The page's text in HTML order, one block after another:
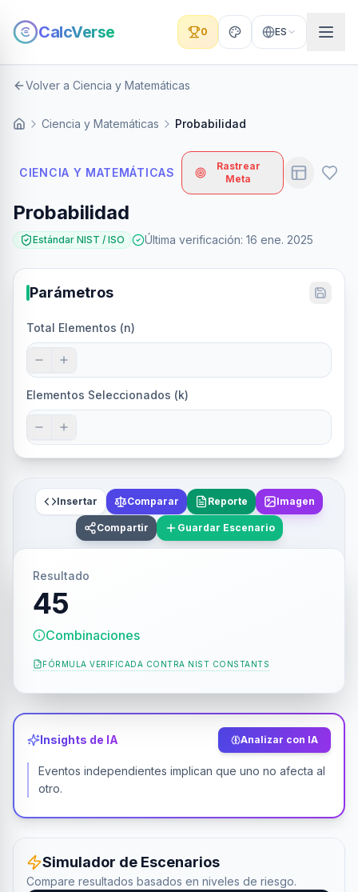
CalcVerse 0 ES
Volver a Ciencia y Matemáticas
Ciencia y Matemáticas Probabilidad
CIENCIA Y MATEMÁTICAS
Rastrear
Meta
Probabilidad
Estándar NIST / ISO Última verificación: 16 ene. 2025
Parámetros
Total Elementos (n)
Elementos Seleccionados (k)
Insertar Comparar Reporte Imagen
Compartir Guardar Escenario
Resultado
45
Combinaciones
FÓRMULA VERIFICADA CONTRA NIST CONSTANTS
Insights de IA Analizar con IA
Eventos independientes implican que uno no afecta al
otro.
Simulador de Escenarios
Compare resultados basados en niveles de riesgo.